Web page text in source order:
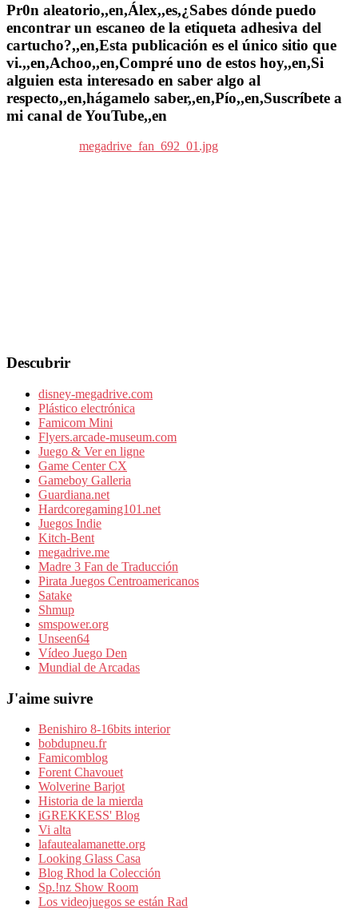
Pr0n aleatorio,,en,Álex,,es,¿Sabes dónde puedo
encontrar un escaneo de la etiqueta adhesiva del
cartucho?,,en,Esta publicación es el único sitio que
vi.,,en,Achoo,,en,Compré uno de estos hoy,,en,Si
alguien esta interesado en saber algo al
respecto,,en,hágamelo saber,,en,Pío,,en,Suscríbete a
mi canal de YouTube,,en
Descubrir
disney-megadrive.com
Plástico electrónica
Famicom Mini
Flyers.arcade-museum.com
Juego & Ver en ligne
Game Center CX
Gameboy Galleria
Guardiana.net
Hardcoregaming101.net
Juegos Indie
Kitch-Bent
megadrive.me
Madre 3 Fan de Traducción
Pirata Juegos Centroamericanos
Satake
Shmup
smspower.org
Unseen64
Vídeo Juego Den
Mundial de Arcadas
J'aime suivre
Benishiro 8-16bits interior
bobdupneu.fr
Famicomblog
Forent Chavouet
Wolverine Barjot
Historia de la mierda
iGREKKESS' Blog
Vi alta
lafautealamanette.org
Looking Glass Casa
Blog Rhod la Colección
Sp.!nz Show Room
Los videojuegos se están Rad